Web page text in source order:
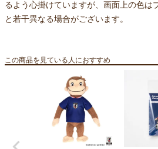
るよう心掛けていますが、画面上の色は
と若干異なる場合がございます。
この商品を見ている人におすすめ